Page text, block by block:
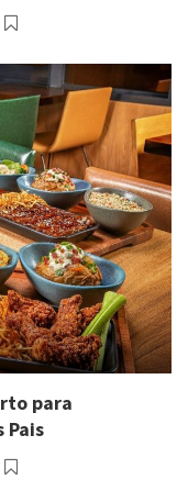
para
Pais